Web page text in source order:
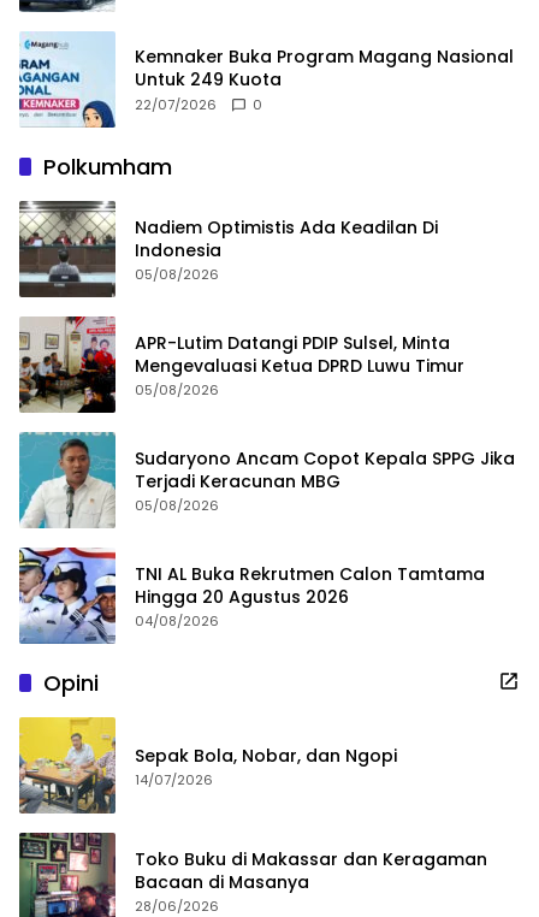
Kemnaker Buka Program Magang Nasional
Untuk 249 Kuota
22/07/2026 0
Polkumham
Nadiem Optimistis Ada Keadilan Di
Indonesia
05/08/2026
APR-Lutim Datangi PDIP Sulsel, Minta
Mengevaluasi Ketua DPRD Luwu Timur
05/08/2026
Sudaryono Ancam Copot Kepala SPPG Jika
Terjadi Keracunan MBG
05/08/2026
TNI AL Buka Rekrutmen Calon Tamtama
Hingga 20 Agustus 2026
04/08/2026
Opini
Sepak Bola, Nobar, dan Ngopi
14/07/2026
Toko Buku di Makassar dan Keragaman
Bacaan di Masanya
28/06/2026